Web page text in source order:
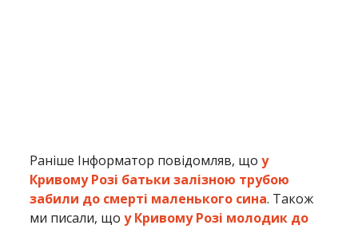
Раніше Інформатор повідомляв, щоу
Кривому Розі батьки залізною трубою
забили до смерті маленького сина. Також
ми писали, що у Кривому Розі молодик до